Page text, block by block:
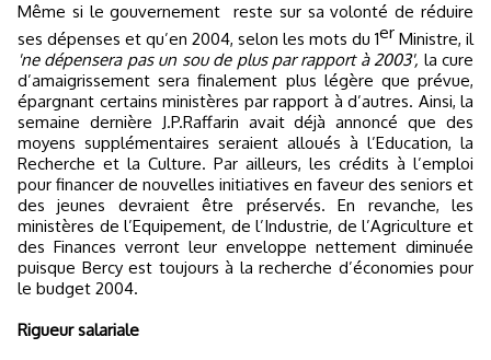
Même si le gouvernement
reste sur sa volonté de réduire
ses dépenses et qu’en 2004, selon les mots du 1er Ministre, il
'ne dépensera pas un sou de plus par rapport à 2003', la cure
d’amaigrissement sera finalement plus légère que prévue,
épargnant certains ministères par rapport à d’autres. Ainsi, la
semaine dernière J.P.Raffarin avait déjà annoncé que des
moyens supplémentaires seraient alloués à l’Education, la
Recherche et la Culture. Par ailleurs, les crédits à l’emploi
pour financer de nouvelles initiatives en faveur des seniors et
des jeunes devraient être préservés. En revanche, les
ministères de l’Equipement, de l’Industrie, de l’Agriculture et
des Finances verront leur enveloppe nettement diminuée
puisque Bercy est toujours à la recherche d’économies pour
le budget 2004.
Rigueur salariale